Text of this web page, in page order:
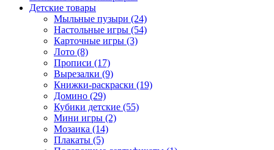
Детские товары
Мыльные пузыри (24)
Настольные игры (54)
Карточные игры (3)
Лото (8)
Прописи (17)
Вырезалки (9)
Книжки-раскраски (19)
Домино (29)
Кубики детские (55)
Мини игры (2)
Мозаика (14)
Плакаты (5)